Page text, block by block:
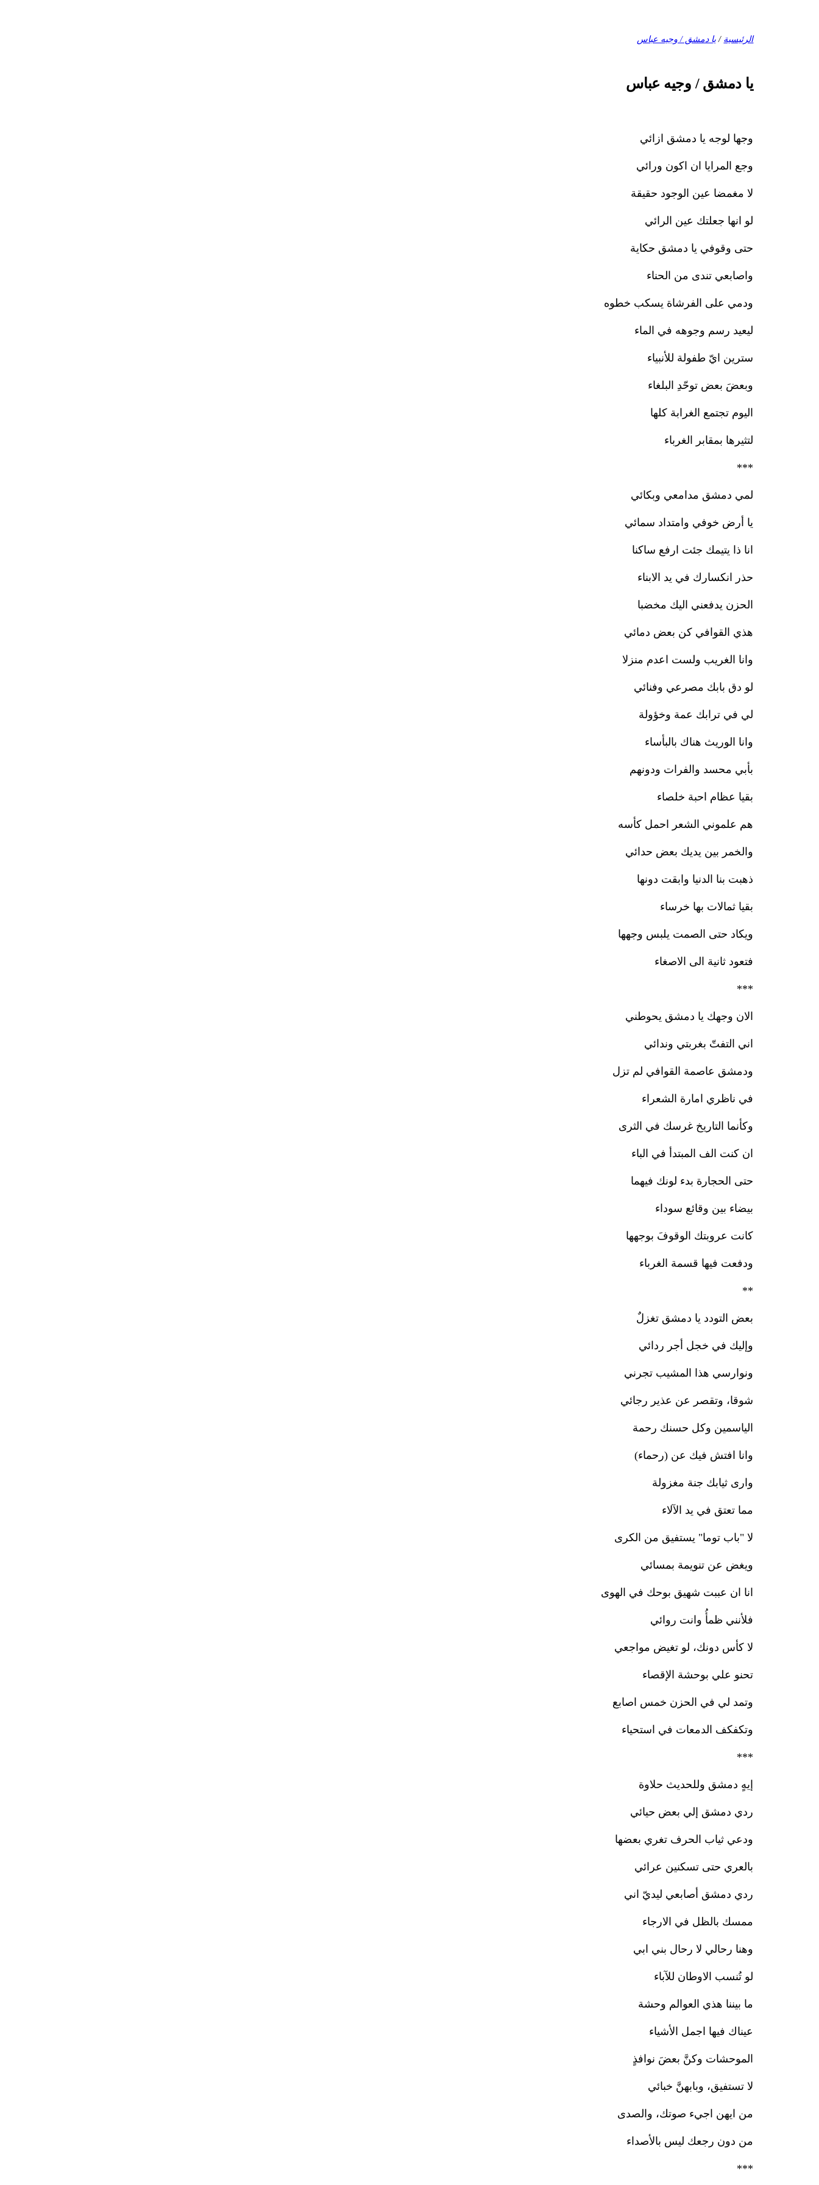
الرئيسية / يا دمشق / وجيه عباس
يا دمشق / وجيه عباس
وجها لوجه يا دمشق ازائي
وجع المرايا ان اكون ورائي
لا مغمضا عين الوجود حقيقة
لو انها جعلتك عين الرائي
حتى وقوفي يا دمشق حكاية
واصابعي تندى من الحناء
ودمي على الفرشاة يسكب خطوه
ليعيد رسم وجوهه في الماء
سترين ايّ طفولة للأنبياء
وبعضَ بعض توحّدِ البلغاء
اليوم تجتمع الغرابة كلها
لتثيرها بمقابر الغرباء
***
لمي دمشق مدامعي وبكائي
يا أرض خوفي وامتداد سمائي
انا ذا يتيمك جئت ارفع ساكنا
حذر انكسارك في يد الابناء
الحزن يدفعني اليك مخضبا
هذي القوافي كن بعض دمائي
وانا الغريب ولست اعدم منزلا
لو دق بابك مصرعي وفنائي
لي في ترابك عمة وخؤولة
وانا الوريث هناك بالبأساء
بأبي محسد والفرات ودونهم
بقيا عظام احبة خلصاء
هم علموني الشعر احمل كأسه
والخمر بين يديك بعض حدائي
ذهبت بنا الدنيا وابقت دونها
بقيا ثمالات بها خرساء
ويكاد حتى الصمت يلبس وجهها
فتعود ثانية الى الاصغاء
***
الان وجهك يا دمشق يحوطني
اني التفتّ بغربتي وندائي
ودمشق عاصمة القوافي لم تزل
في ناظري امارة الشعراء
وكأنما التاريخ غرسك في الثرى
ان كنت الف المبتدأ في الباء
حتى الحجارة بدء لونك فيهما
بيضاء بين وقائع سوداء
كانت عروبتك الوقوفَ بوجهها
ودفعت فيها قسمة الغرباء
**
بعض التودد يا دمشق تغزلٌ
وإليك في خجل أجر ردائي
ونوارسي هذا المشيب تجرني
شوقا، وتقصر عن عذير رجائي
الياسمين وكل حسنك رحمة
وانا افتش فيك عن (رحماء)
وارى ثيابك جنة مغزولة
مما تعتق في يد الآلاء
لا "باب توما" يستفيق من الكرى
ويغض عن تنويمة بمسائي
انا ان عببت شهيق بوحك في الهوى
فلأنني ظمأُ وانت روائي
لا كأس دونك، لو تغيض مواجعي
تحنو علي بوحشة الإقصاء
وتمد لي في الحزن خمس اصابع
وتكفكف الدمعات في استحياء
***
إيهٍ دمشق وللحديث حلاوة
ردي دمشق إلي بعض حيائي
ودعي ثياب الحرف تغري بعضها
بالعري حتى تسكنين عرائي
ردي دمشق أصابعي ليديّ اني
ممسك بالظل في الارجاء
وهنا رحالي لا رحال بني ابي
لو تُنسب الاوطان للآباء
ما بيننا هذي العوالم وحشة
عيناك فيها اجمل الأشياء
الموحشات وكنَّ بعضَ نوافذٍ
لا تستفيق، وبابهنَّ خبائي
من ايهن اجيء صوتك، والصدى
من دون رجعك ليس بالأصداء
***